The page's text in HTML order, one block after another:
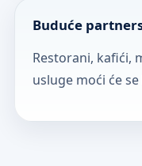
Buduće
Restorani, kafići,
usluge moći će